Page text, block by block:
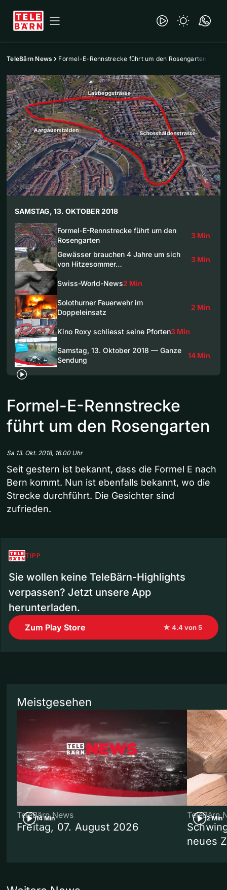
TeleBärn News Formel-E-Rennstrecke führt um den Rosengarten
SAMSTAG, 13. OKTOBER 2018
Formel-E-Rennstrecke führt um den
Rosengarten
3 Min
Gewässer brauchen 4 Jahre um sich
von Hitzesommer…
3 Min
Swiss-World-News2 Min
Solothurner Feuerwehr im
Doppeleinsatz
2 Min
Kino Roxy schliesst seine Pforten3 Min
Samstag, 13. Oktober 2018 — Ganze
Sendung
14 Min
Formel-E-Rennstrecke
führt um den Rosengarten
Sa 13. Okt. 2018, 16.00 Uhr
Seit gestern ist bekannt, dass die Formel E nach
Bern kommt. Nun ist ebenfalls bekannt, wo die
Strecke durchführt. Die Gesichter sind
zufrieden.
TIPP
Sie wollen keine TeleBärn-Highlights
verpassen? Jetzt unsere App
herunterladen.
Zum Play Store ★ 4.4 von 5
Meistgesehen
14 Min
TeleBärn News
Freitag, 07. August 2026
2 Min
TeleBärn
neues